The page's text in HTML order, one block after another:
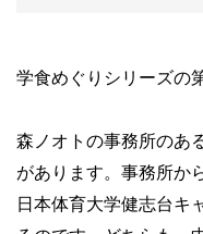
学食めぐりシリーズの
森ノオトの事務所のあ
があります。事務所か
日本体育大学健志台キ